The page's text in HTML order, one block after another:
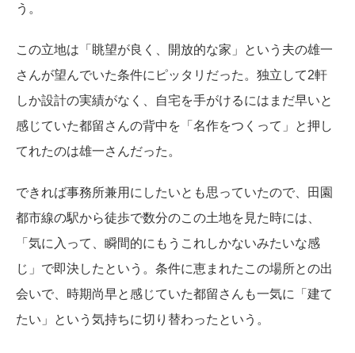
う。
この立地は「眺望が良く、開放的な家」という夫の雄一
さんが望んでいた条件にピッタリだった。独立して2軒
しか設計の実績がなく、自宅を手がけるにはまだ早いと
感じていた都留さんの背中を「名作をつくって」と押し
てれたのは雄一さんだった。
できれば事務所兼用にしたいとも思っていたので、田園
都市線の駅から徒歩で数分のこの土地を見た時には、
「気に入って、瞬間的にもうこれしかないみたいな感
じ」で即決したという。条件に恵まれたこの場所との出
会いで、時期尚早と感じていた都留さんも一気に「建て
たい」という気持ちに切り替わったという。